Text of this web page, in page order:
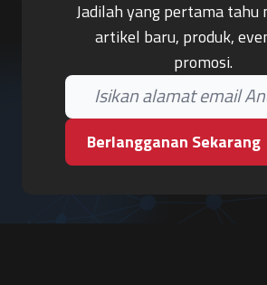
Jadilah yang pertama tahu
artikel baru, produk,
promosi.
Berlangganan Sekarang